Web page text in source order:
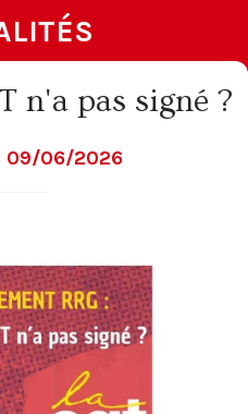
n'a pas signé ?
09/06/2026